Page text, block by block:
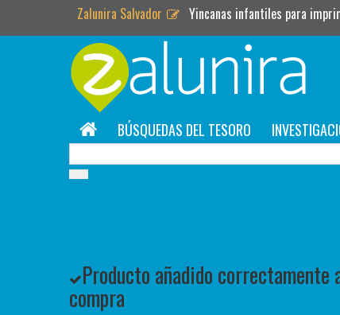
Zalunira Salvador Yincanas infantiles para
BÚSQUEDAS DEL TESORO
Producto añadido
compra